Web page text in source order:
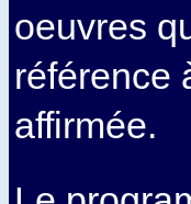
oeuvres
référence
affirmée.